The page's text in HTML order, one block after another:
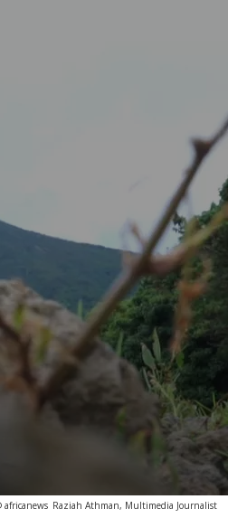
Raziah Athman, Multimedia Journalist